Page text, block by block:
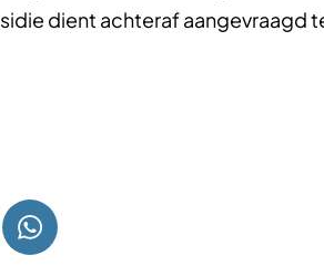
dient achteraf aangevraagd